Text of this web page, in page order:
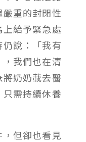
重的封閉性
給予緊急處
說：「我有
我們也在清
奶奶載去醫
需持續休養
但卻也看見